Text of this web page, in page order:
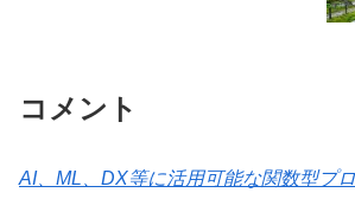
コメント
AI、ML、DX等に活用可能な関数型プ